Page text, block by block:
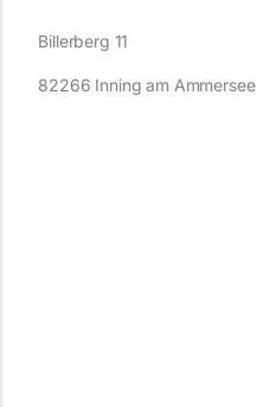
Billerberg 11
82266 Inning am Ammersee